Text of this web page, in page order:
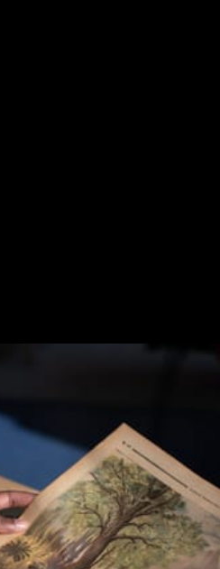
et à préserver le
rhétorique du
menacée, elle permet de
structurelles vers une
les hiérarchies
le discours se recentre sur
supposément